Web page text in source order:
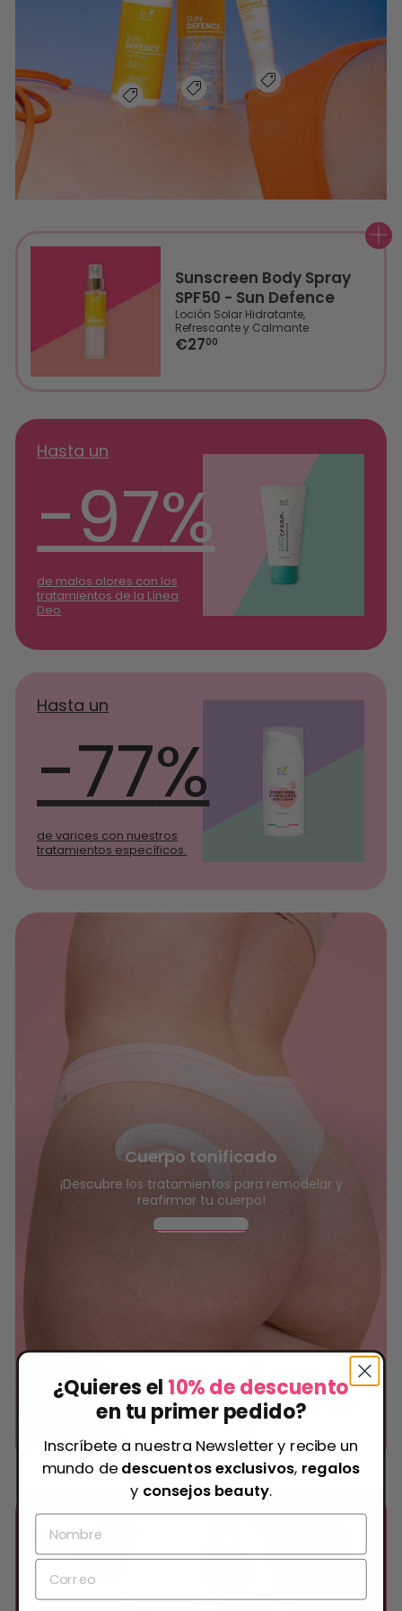
Sunscreen Body Spray
SPF50 - Sun Defence
Loción Solar Hidratante,
Refrescante y Calmante
€2700
Hasta un
-97%
de malos olores con los
tratamientos de la Línea
Deo
Hasta un
-77%
de varices con nuestros
tratamientos específicos.
Cuerpo tonificado
¡Descubre los tratamientos para remodelar y
reafirmar tu cuerpo!
Descubre más
Descubre más
Descubre más
¿Quieres el 10% de descuento
en tu primer pedido?
Inscríbete a nuestra Newsletter y recibe un
mundo de descuentos exclusivos, regalos
y consejos beauty.